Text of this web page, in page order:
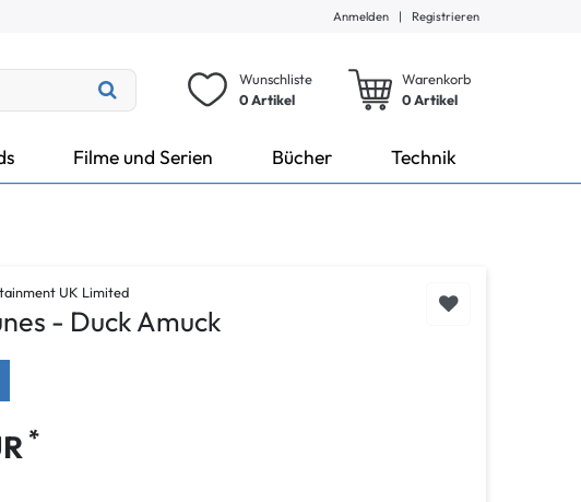
Anmelden | Registrieren
Wunschliste
0 Artikel
Warenkorb
0Artikel
Filme und Serien Bücher Technik
UK Limited
- Duck Amuck
*